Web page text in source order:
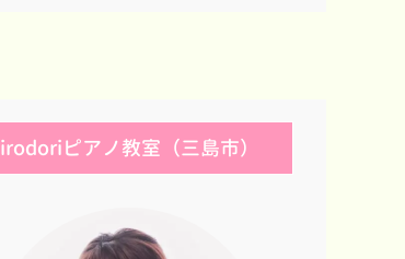
irodoriピアノ教室（三島市）